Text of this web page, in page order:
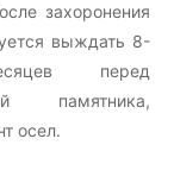
захоронения
выждать 8-
перед
памятника,
осел.